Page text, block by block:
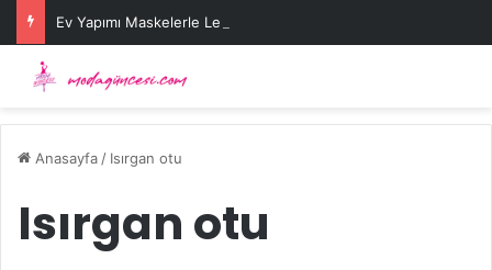
Ev Yapımı Maskelerle Leke Sorununa Çözüm Önerileri
Anasayfa / Isırgan otu
Isırgan otu